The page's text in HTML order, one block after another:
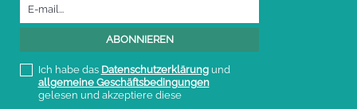
Ich habe das Datenschutzerklärungund
allgemeine Geschäftsbedingungen
gelesen und akzeptiere diese